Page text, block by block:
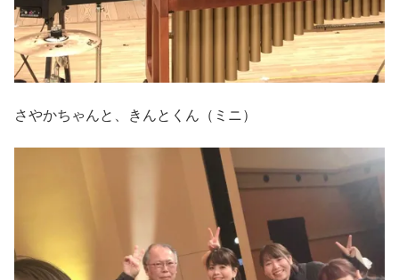
さやかちゃんと、きんとくん（ミニ）